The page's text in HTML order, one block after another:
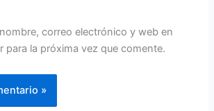
correo electrónico y web en
para la próxima vez que comente.